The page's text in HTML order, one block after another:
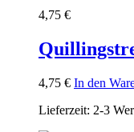
4,75 €
4,75 € In den
Lieferzeit: 2-3